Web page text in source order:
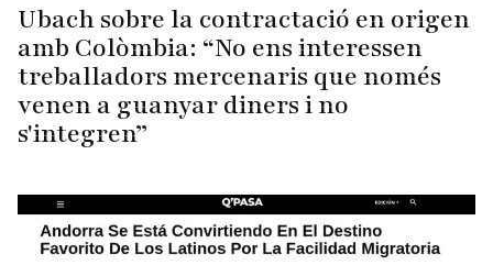
Ubach sobre la contractació en origen
amb Colòmbia: “No ens interessen
treballadors mercenaris que només
venen a guanyar diners i no
s'integren”